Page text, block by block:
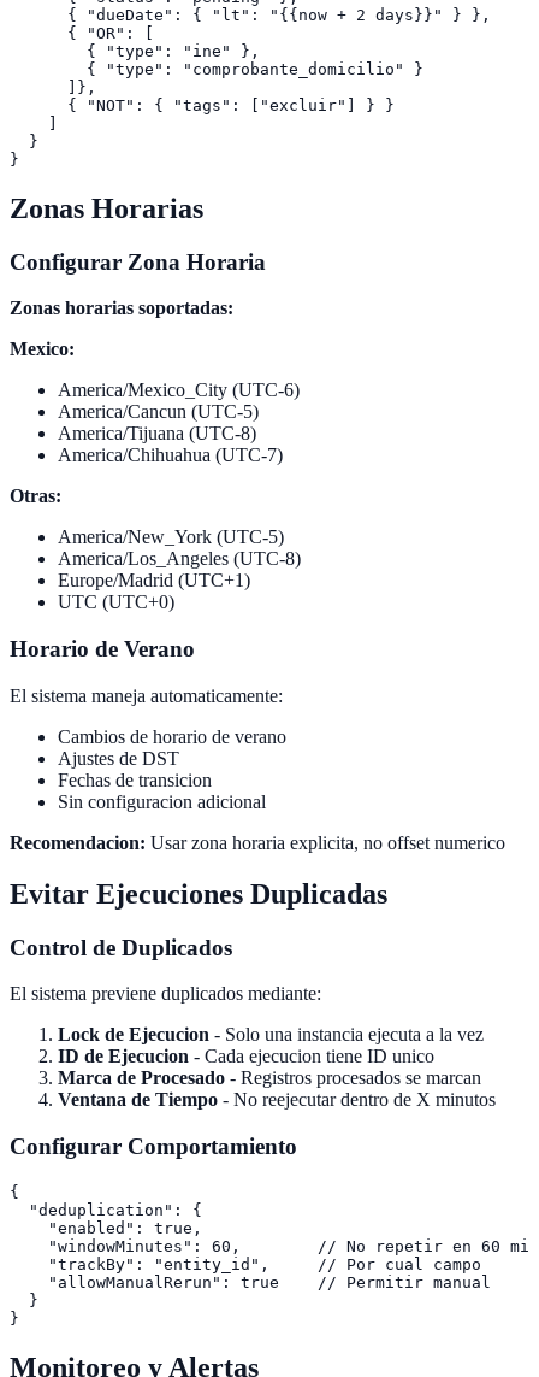
      { "dueDate": { "lt": "{{now + 2 days}}" } },
      { "OR": [
        { "type": "ine" },
        { "type": "comprobante_domicilio" }
      ]},
      { "NOT": { "tags": ["excluir"] } }
  }
Zonas Horarias
Configurar Zona Horaria
Zonas horarias soportadas:
Mexico:
America/Mexico_City (UTC-6)
America/Cancun (UTC-5)
America/Tijuana (UTC-8)
America/Chihuahua (UTC-7)
Otras:
America/New_York (UTC-5)
America/Los_Angeles (UTC-8)
Europe/Madrid (UTC+1)
UTC (UTC+0)
Horario de Verano
El sistema maneja automaticamente:
Cambios de horario de verano
Ajustes de DST
Fechas de transicion
Sin configuracion adicional
Recomendacion: Usar zona horaria explicita, no offset numerico
Evitar Ejecuciones Duplicadas
Control de Duplicados
El sistema previene duplicados mediante:
Lock de Ejecucion - Solo una instancia ejecuta a la vez
ID de Ejecucion - Cada ejecucion tiene ID unico
Marca de Procesado - Registros procesados se marcan
Ventana de Tiempo - No reejecutar dentro de X minutos
Configurar Comportamiento
{
  "deduplication": {
    "enabled": true,
    "windowMinutes": 60,        // No repetir en 60 min
    "trackBy": "entity_id",     // Por cual campo
    "allowManualRerun": true    // Permitir manual
  }
Monitoreo y Alertas